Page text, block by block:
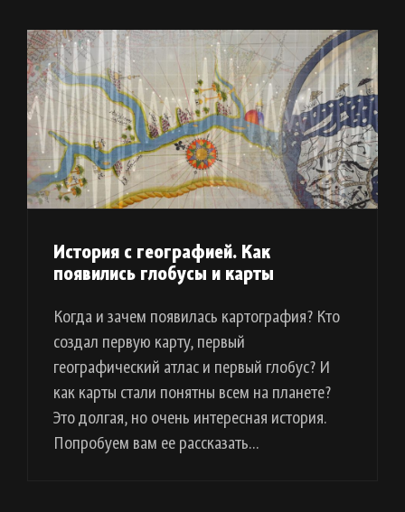
История с географией. Как
появились глобусы и карты
Когда и зачем появилась картография? Кто
создал первую карту, первый
географический атлас и первый глобус? И
как карты стали понятны всем на планете?
Это долгая, но очень интересная история.
Попробуем вам ее рассказать…